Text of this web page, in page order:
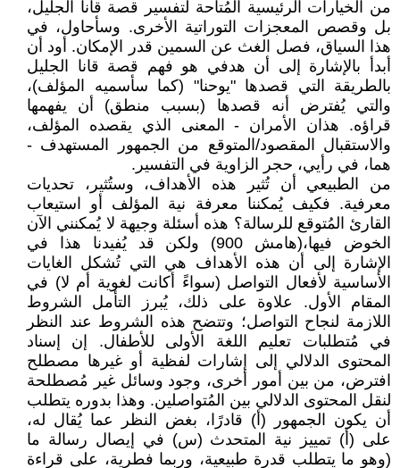
من الخيارات الرئيسية المُتاحة لتفسير قصة قانا الجليل،
بل وقصص المعجزات التوراتية الأخرى. وسأحاول، في
هذا السياق، فصل الغث عن السمين قدر الإمكان. أود أن
أبدأ بالإشارة إلى أن هدفي هو فهم قصة قانا الجليل
بالطريقة التي قصدها "يوحنا" (كما سأسميه المؤلف)،
والتي يُفترض أنه قصدها (بسبب منطق) أن يفهمها
قراؤه. هذان الأمران - المعنى الذي يقصده المؤلف،
والاستقبال المقصود/المتوقع من الجمهور المستهدف -
هما، في رأيي، حجر الزاوية في التفسير.
من الطبيعي أن تُثير هذه الأهداف، وستُثير، تحديات
معرفية. فكيف يُمكننا معرفة نية المؤلف أو استيعاب
القارئ المُتوقع للرسالة؟ هذه أسئلة وجيهة لا يُمكنني الآن
الخوض فيها،(هامش 900) ولكن قد يُفيدنا هذا في
الإشارة إلى أن هذه الأهداف هي التي تُشكل الغايات
الأساسية لأفعال التواصل (سواءً أكانت لغوية أم لا) في
المقام الأول. علاوة على ذلك، يُبرز التأمل الشروط
اللازمة لنجاح التواصل؛ وتتضح هذه الشروط عند النظر
في مُتطلبات تعليم اللغة الأولى للأطفال. إن إسناد
المحتوى الدلالي إلى إشارات لفظية أو غيرها مصطلح
افترض، من بين أمور أخرى، وجود وسائل غير مُصطلحة
لنقل المحتوى الدلالي بين المُتواصلين. وهذا بدوره يتطلب
أن يكون الجمهور (أ) قادرًا، بغض النظر عما يُقال له،
على (أ) تمييز نية المتحدث (س) في إيصال رسالة ما
(وهو ما يتطلب قدرة طبيعية، وربما فطرية، على قراءة